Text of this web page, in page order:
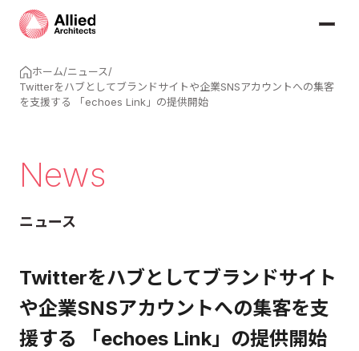
ホーム/ニュース/
Twitterをハブとしてブランドサイトや企業SNSアカウントへの集客
を支援する 「echoes Link」の提供開始
News
ニュース
Twitterをハブとしてブランドサイト
や企業SNSアカウントへの集客を支
援する 「echoes Link」の提供開始